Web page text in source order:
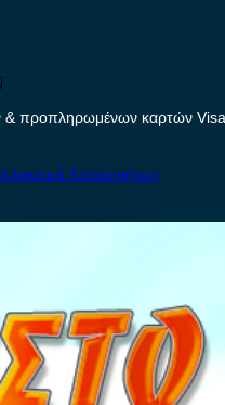
προπληρωμένων καρτών
Αυτοκινήτων